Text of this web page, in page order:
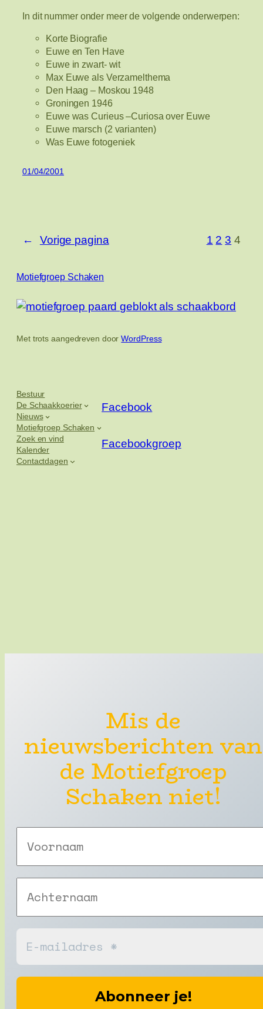
In dit nummer onder meer de volgende onderwerpen:
Korte Biografie
Euwe en Ten Have
Euwe in zwart- wit
Max Euwe als Verzamelthema
Den Haag – Moskou 1948
Groningen 1946
Euwe was Curieus –Curiosa over Euwe
Euwe marsch (2 varianten)
Was Euwe fotogeniek
01/04/2001
← Vorige pagina 1 2 3 4
Motiefgroep Schaken
Met trots aangedreven doorWordPress
Bestuur
De Schaakkoerier
Nieuws
Motiefgroep Schaken
Zoek en vind
Kalender
Contactdagen
Facebook
Facebookgroep
Mis de
nieuwsberichten van
de Motiefgroep
Schaken niet!